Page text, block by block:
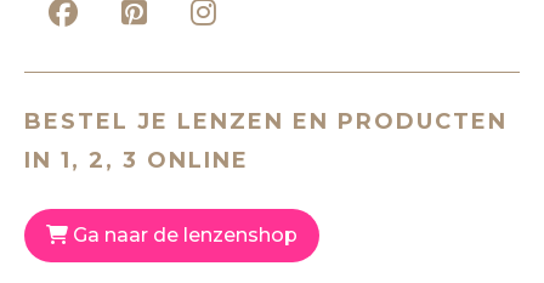
BESTEL JE LENZEN EN PRODUCTEN
IN 1, 2, 3 ONLINE
Ga naar de lenzenshop